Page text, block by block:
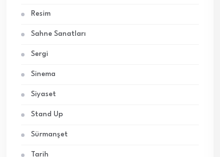
Resim
Sahne Sanatları
Sergi
Sinema
Siyaset
Stand Up
Sürmanşet
Tarih